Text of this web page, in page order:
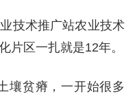
技术推广站农业技术
区一扎就是12年。
壤贫瘠，一开始很多